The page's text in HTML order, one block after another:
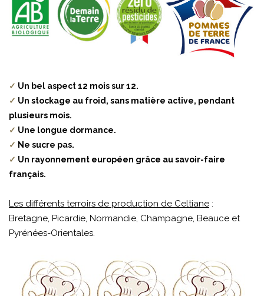
✓ Un bel aspect 12 mois sur 12.
✓ Un stockage au froid, sans matière active, pendant
plusieurs mois.
✓ Une longue dormance.
✓ Ne sucre pas.
✓ Un rayonnement européen grâce au savoir-faire
français.
Les différents terroirs de production de Celtiane :
Bretagne, Picardie, Normandie, Champagne, Beauce et
Pyrénées-Orientales.